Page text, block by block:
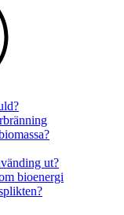
ut?
bioenergi